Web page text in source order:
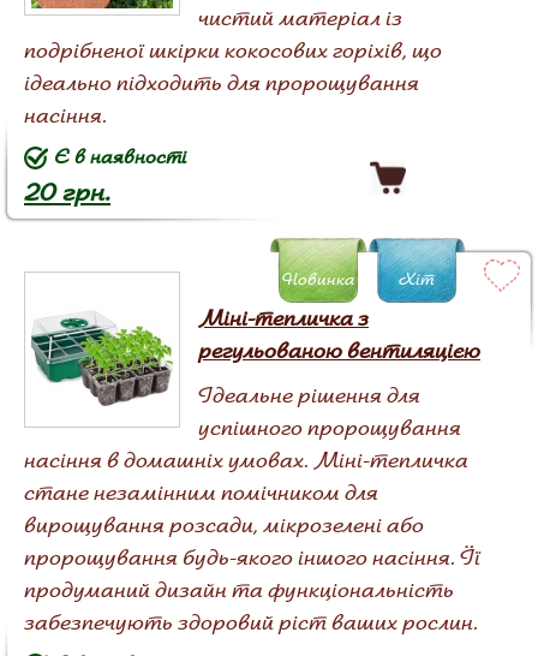
чистий матеріал із
подрібненої шкірки кокосових горіхів, що
ідеально підходить для пророщування
насіння.
20 грн.
Є в наявності
Міні-тепличка з
регульованою вентиляцією
Ідеальне рішення для
успішного пророщування
насіння в домашніх умовах. Міні-тепличка
стане незамінним помічником для
вирощування розсади, мікрозелені або
пророщування будь-якого іншого насіння. Її
продуманий дизайн та функціональність
забезпечують здоровий ріст ваших рослин.
Новинка Хіт